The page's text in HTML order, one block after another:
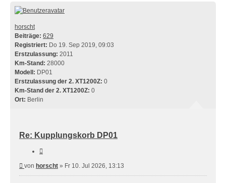
horscht
Beiträge: 629
Registriert: Do 19. Sep 2019, 09:03
Erstzulassung: 2011
Km-Stand: 28000
Modell: DP01
Erstzulassung der 2. XT1200Z: 0
Km-Stand der 2. XT1200Z: 0
Ort: Berlin
Re: Kupplungskorb DP01
Beitrag
von horscht » Fr 10. Jul 2026, 13:13